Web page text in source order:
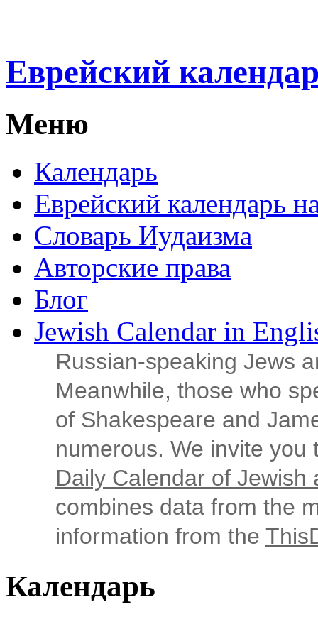
Еврейский
Меню
Календарь
Еврейский календарь
Словарь Иудаизма
Авторские права
Блог
Jewish Calendar in
Russian‑speaking Jews
Meanwhile, those who
of Shakespeare and
numerous. We invite
Daily Calendar of Jewish
combines data from the
information from the
Календарь